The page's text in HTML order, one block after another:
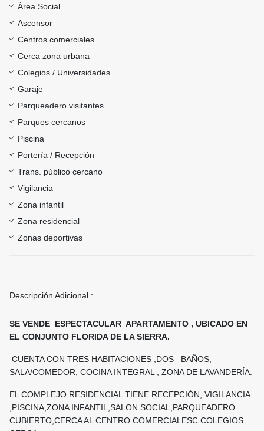
Área Social
Ascensor
Centros comerciales
Cerca zona urbana
Colegios / Universidades
Garaje
Parqueadero visitantes
Parques cercanos
Piscina
Portería / Recepción
Trans. público cercano
Vigilancia
Zona infantil
Zona residencial
Zonas deportivas
Descripción Adicional :
SE VENDE ESPECTACULAR APARTAMENTO , UBICADO EN
EL CONJUNTO FLORIDA DE LA SIERRA.
CUENTA CON TRES HABITACIONES ,DOS BAÑOS,
SALA/COMEDOR, COCINA INTEGRAL , ZONA DE LAVANDERÍA.
EL COMPLEJO RESIDENCIAL TIENE RECEPCIÓN, VIGILANCIA
,PISCINA,ZONA INFANTIL,SALON SOCIAL,PARQUEADERO
CUBIERTO,CERCA AL CENTRO COMERCIALESC COLEGIOS